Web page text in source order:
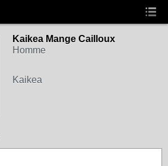
Kaikea Mange Cailloux
Homme
Kaikea